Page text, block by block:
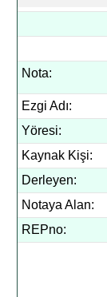
Nota:
Ezgi Adı:
Yöresi:
Kaynak Kişi:
Derleyen:
Notaya Alan:
REPno: